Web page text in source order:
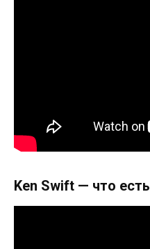
Ken Swift — что